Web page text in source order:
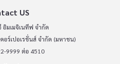
US
อิมเมจิเนทีฟ จำกัด
อร์เปอเรชั่นส์ จำกัด (มหาชน)
9999 ต่อ 4510